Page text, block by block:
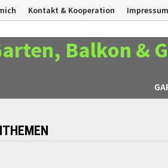
Kontakt & Kooperation Impressum
Balkon &